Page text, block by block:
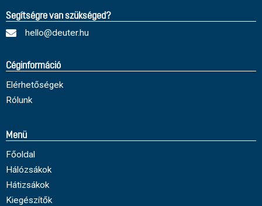
Segítségre van szükséged?
hello@deuter.hu
Céginformáció
Elérhetőségek
Rólunk
Menü
Főoldal
Hálózsákok
Hátizsákok
Kiegészítők